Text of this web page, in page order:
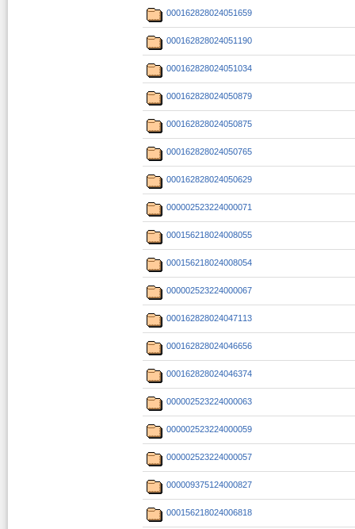
000162828024051659
000162828024051190
000162828024051034
000162828024050879
000162828024050875
000162828024050765
000162828024050629
000002523224000071
000156218024008055
000156218024008054
000002523224000067
000162828024047113
000162828024046656
000162828024046374
000002523224000063
000002523224000059
000002523224000057
000009375124000827
000156218024006818